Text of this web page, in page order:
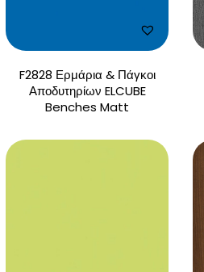
F2828 Ερμάρια & Πάγκοι
Αποδυτηρίων ELCUBE
Benches Matt